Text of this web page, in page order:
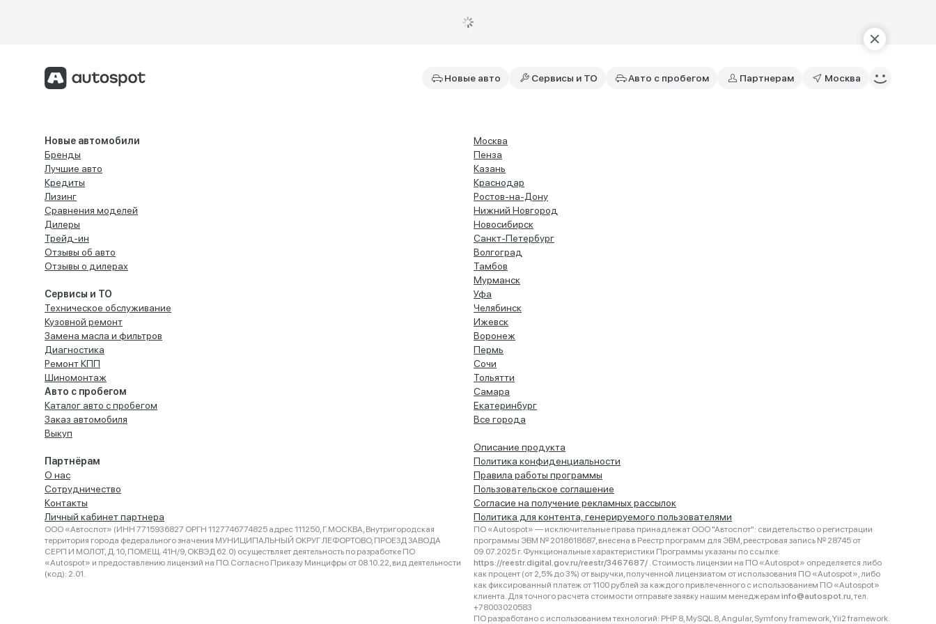
Новые авто Сервисы и ТО Авто с пробегом Партнерам Москва
Новые автомобили
Бренды
Лучшие авто
Кредиты
Лизинг
Сравнения моделей
Дилеры
Трейд-ин
Отзывы об авто
Отзывы о дилерах
Сервисы и ТО
Техническое обслуживание
Кузовной ремонт
Замена масла и фильтров
Диагностика
Ремонт КПП
Шиномонтаж
Авто с пробегом
Каталог авто с пробегом
Заказ автомобиля
Выкуп
Партнёрам
О нас
Сотрудничество
Контакты
Личный кабинет партнера
Москва
Пенза
Казань
Краснодар
Ростов-на-Дону
Нижний Новгород
Новосибирск
Санкт-Петербург
Волгоград
Тамбов
Мурманск
Уфа
Челябинск
Ижевск
Воронеж
Пермь
Сочи
Тольятти
Самара
Екатеринбург
Все города
Описание продукта
Политика конфиденциальности
Правила работы программы
Пользовательское соглашение
Согласие на получение рекламных рассылок
Политика для контента, генерируемого пользователями
ООО «Автоспот» (ИНН 7715936827 ОРГН 1127746774825 адрес 111250, Г.МОСКВА, Внутригородская
территория города федерального значения МУНИЦИПАЛЬНЫЙ ОКРУГ ЛЕФОРТОВО, ПРОЕЗД ЗАВОДА
СЕРП И МОЛОТ, Д. 10, ПОМЕЩ. 41Н/9, ОКВЭД 62.0) осуществляет деятельность по разработке ПО
«Autospot» и предоставлению лицензий на ПО. Согласно Приказу Минцифры от 08.10.22, вид деятельности
(код): 2.01.
ПО «Autospot» — исключительные права принадлежат ООО "Автоспот": свидетельство о регистрации
программы ЭВМ № 2018618687, внесена в Реестр программ для ЭВМ, реестровая запись № 28745 от
09.07.2025 г. Функциональные характеристики Программы указаны по ссылке:
https://reestr.digital.gov.ru/reestr/3467687/ . Стоимость лицензии на ПО «Autospot» определяется либо
как процент (от 2,5% до 3%) от выручки, полученной лицензиатом от использования ПО «Autospot», либо
как фиксированный платеж от 1100 рублей за каждого привлеченного с использованием ПО «Autospot»
клиента. Для точного расчета стоимости отправьте заявку нашим менеджерам info@autospot.ru, тел.
+78003020583
ПО разработано с использованием технологий: PHP 8, MySQL 8, Angular, Symfony framework, Yii2 framework.